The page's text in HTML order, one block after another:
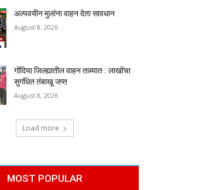
अल्पवयीन मुलांना वाहन देता सावधान
August 8, 2026
गोंदिया जिल्ह्यातील वाहन ताब्यात : लाखोंचा
सुगंधित तंबाखू जप्त
August 8, 2026
Load more
MOST POPULAR